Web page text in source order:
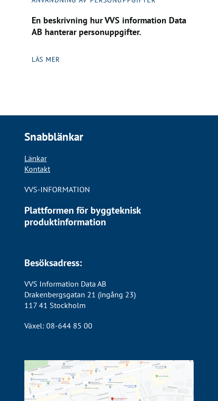
En beskrivning hur VVS information Data
AB hanterar personuppgifter.
LÄS MER
Snabblänkar
Länkar
Kontakt
VVS-INFORMATION
Plattformen för byggteknisk
produktinformation
Besöksadress:
VVS Information Data AB
Drakenbergsgatan 21 (ingång 23)
117 41 Stockholm
Växel: 08-644 85 00